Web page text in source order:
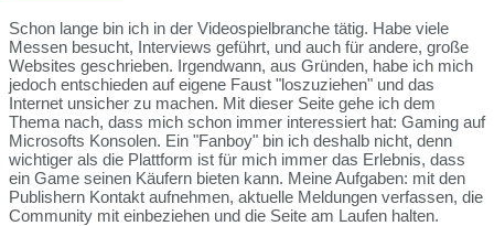
Schon lange bin ich in der Videospielbranche tätig. Habe viele
Messen besucht, Interviews geführt, und auch für andere, große
Websites geschrieben. Irgendwann, aus Gründen, habe ich mich
jedoch entschieden auf eigene Faust "loszuziehen" und das
Internet unsicher zu machen. Mit dieser Seite gehe ich dem
Thema nach, dass mich schon immer interessiert hat: Gaming auf
Microsofts Konsolen. Ein "Fanboy" bin ich deshalb nicht, denn
wichtiger als die Plattform ist für mich immer das Erlebnis, dass
ein Game seinen Käufern bieten kann. Meine Aufgaben: mit den
Publishern Kontakt aufnehmen, aktuelle Meldungen verfassen, die
Community mit einbeziehen und die Seite am Laufen halten.